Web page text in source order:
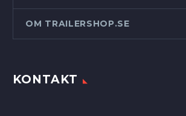
OM TRAILERSHOP.SE
KONTAKT